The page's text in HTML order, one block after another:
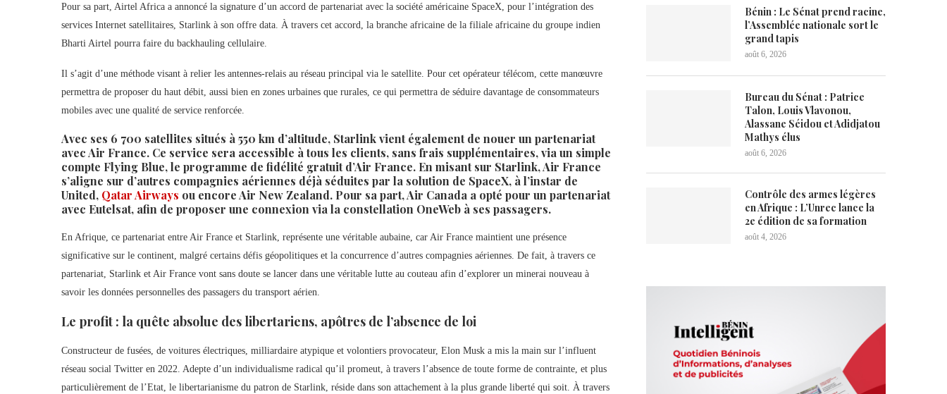
Pour sa part, Airtel Africa a annoncé la signature d’un accord de partenariat avec la société américaine SpaceX, pour l’intégration des
services Internet satellitaires, Starlink à son offre data. À travers cet accord, la branche africaine de la filiale africaine du groupe indien
Bharti Airtel pourra faire du backhauling cellulaire.
Il s’agit d’une méthode visant à relier les antennes-relais au réseau principal via le satellite. Pour cet opérateur télécom, cette manœuvre
permettra de proposer du haut débit, aussi bien en zones urbaines que rurales, ce qui permettra de séduire davantage de consommateurs
mobiles avec une qualité de service renforcée.
Avec ses 6 700 satellites situés à 550 km d’altitude, Starlink vient également de nouer un partenariat
avec Air France. Ce service sera accessible à tous les clients, sans frais supplémentaires, via un simple
compte Flying Blue, le programme de fidélité gratuit d’Air France. En misant sur Starlink, Air France
s’aligne sur d’autres compagnies aériennes déjà séduites par la solution de SpaceX, à l’instar de
United, Qatar Airways ou encore Air New Zealand. Pour sa part, Air Canada a opté pour un partenariat
avec Eutelsat, afin de proposer une connexion via la constellation OneWeb à ses passagers.
En Afrique, ce partenariat entre Air France et Starlink, représente une véritable aubaine, car Air France maintient une présence
significative sur le continent, malgré certains défis géopolitiques et la concurrence d’autres compagnies aériennes. De fait, à travers ce
partenariat, Starlink et Air France vont sans doute se lancer dans une véritable lutte au couteau afin d’explorer un minerai nouveau à
savoir les données personnelles des passagers du transport aérien.
Le profit : la quête absolue des libertariens, apôtres de l’absence de loi
Constructeur de fusées, de voitures électriques, milliardaire atypique et volontiers provocateur, Elon Musk a mis la main sur l’influent
réseau social Twitter en 2022. Adepte d’un individualisme radical qu’il promeut, à travers l’absence de toute forme de contrainte, et plus
particulièrement de l’Etat, le libertarianisme du patron de Starlink, réside dans son attachement à la plus grande liberté qui soit. À travers
Bénin : Le Sénat prend racine,
l’Assemblée nationale sort le
grand tapis
août 6, 2026
Bureau du Sénat : Patrice
Talon, Louis Vlavonou,
Alassane Séidou et Adidjatou
Mathys élus
août 6, 2026
Contrôle des armes légères
en Afrique : L’Unrec lance la
2e édition de sa formation
août 4, 2026